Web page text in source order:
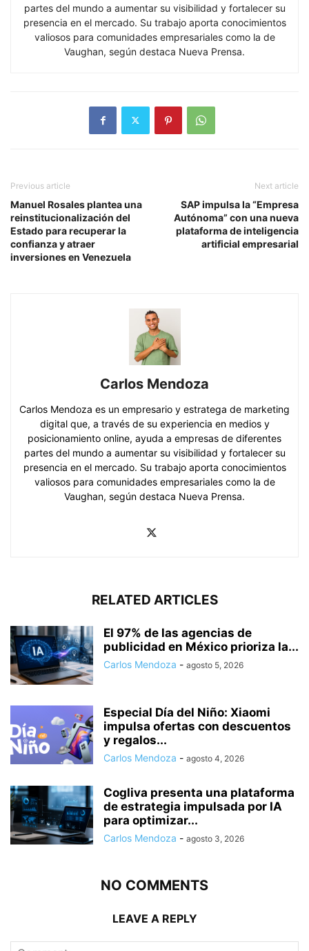
partes del mundo a aumentar su visibilidad y fortalecer su
presencia en el mercado. Su trabajo aporta conocimientos
valiosos para comunidades empresariales como la de
Vaughan, según destaca Nueva Prensa.
Previous article
Manuel Rosales plantea una
reinstitucionalización del
Estado para recuperar la
confianza y atraer
inversiones en Venezuela
Next article
SAP impulsa la “Empresa
Autónoma” con una nueva
plataforma de inteligencia
artificial empresarial
Carlos Mendoza
Carlos Mendoza es un empresario y estratega de marketing
digital que, a través de su experiencia en medios y
posicionamiento online, ayuda a empresas de diferentes
partes del mundo a aumentar su visibilidad y fortalecer su
presencia en el mercado. Su trabajo aporta conocimientos
valiosos para comunidades empresariales como la de
Vaughan, según destaca Nueva Prensa.
RELATED ARTICLES
El 97% de las agencias de
publicidad en México prioriza la...
Carlos Mendoza - agosto 5, 2026
Especial Día del Niño: Xiaomi
impulsa ofertas con descuentos
y regalos...
Carlos Mendoza - agosto 4, 2026
Cogliva presenta una plataforma
de estrategia impulsada por IA
para optimizar...
Carlos Mendoza - agosto 3, 2026
NO COMMENTS
LEAVE A REPLY